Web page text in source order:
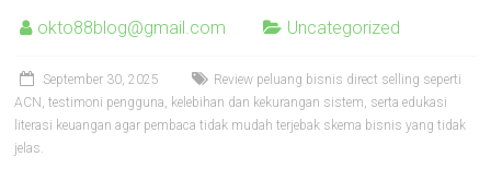
okto88blog@gmail.com Uncategorized
September 30, 2025
Review peluang bisnis direct selling seperti
ACN, testimoni pengguna, kelebihan dan kekurangan sistem, serta edukasi
literasi keuangan agar pembaca tidak mudah terjebak skema bisnis yang tidak
jelas.